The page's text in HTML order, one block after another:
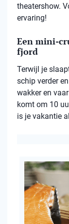
theatershow.
ervaring!
Een mini-
fjord
Terwijl je
schip verder
wakker en
komt om 10
is je vakantie